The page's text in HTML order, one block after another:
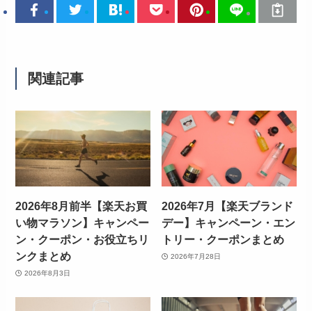
関連記事
2026年8月前半【楽天お買
い物マラソン】キャンペー
ン・クーポン・お役立ちリ
ンクまとめ
2026年8月3日
2026年7月【楽天ブランド
デー】キャンペーン・エン
トリー・クーポンまとめ
2026年7月28日